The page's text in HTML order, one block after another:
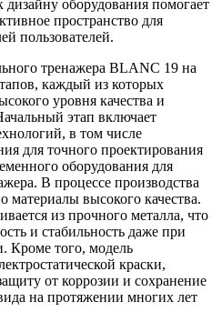
дизайну оборудования помогает
пространство для
пользователей.
тренажера BLANC 19 на
каждый из которых
уровня качества и
этап включает
в том числе
для точного проектирования
оборудования для
В процессе производства
материалы высокого качества.
из прочного металла, что
и стабильность даже при
Кроме того, модель
краски,
от коррозии и сохранение
на протяжении многих лет